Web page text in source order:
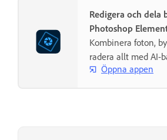
Redigera och dela
Photoshop
Kombinera foton,
radera allt med AI-
Öppna appen